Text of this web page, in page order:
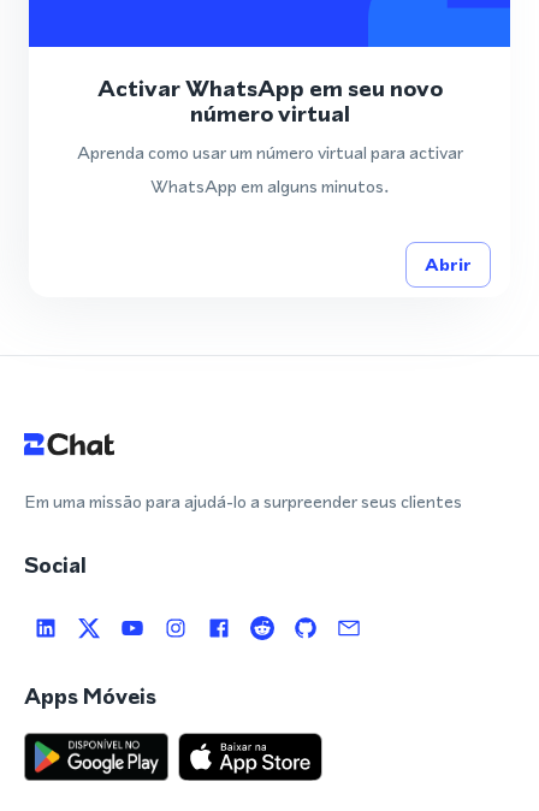
Activar WhatsApp em seu novo
número virtual
Aprenda como usar um número virtual para activar
WhatsApp em alguns minutos.
Abrir
Em uma missão para ajudá-lo a surpreender seus clientes
Social
Apps Móveis